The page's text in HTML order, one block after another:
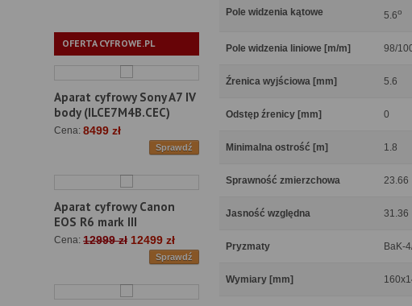
OFERTA CYFROWE.PL
Aparat cyfrowy Sony A7 IV
body (ILCE7M4B.CEC)
Cena: 8499 zł
Sprawdź
Aparat cyfrowy Canon
EOS R6 mark III
Cena: 12999 zł 12499 zł
Sprawdź
Pole widzenia kątowe 5.6o
Pole widzenia liniowe [m/m] 98/
Źrenica wyjściowa [mm] 5.6
Odstęp źrenicy [mm] 0
Minimalna ostrość [m] 1.8
Sprawność zmierzchowa 23.66
Jasność względna 31.36
Pryzmaty BaK-
Wymiary [mm]